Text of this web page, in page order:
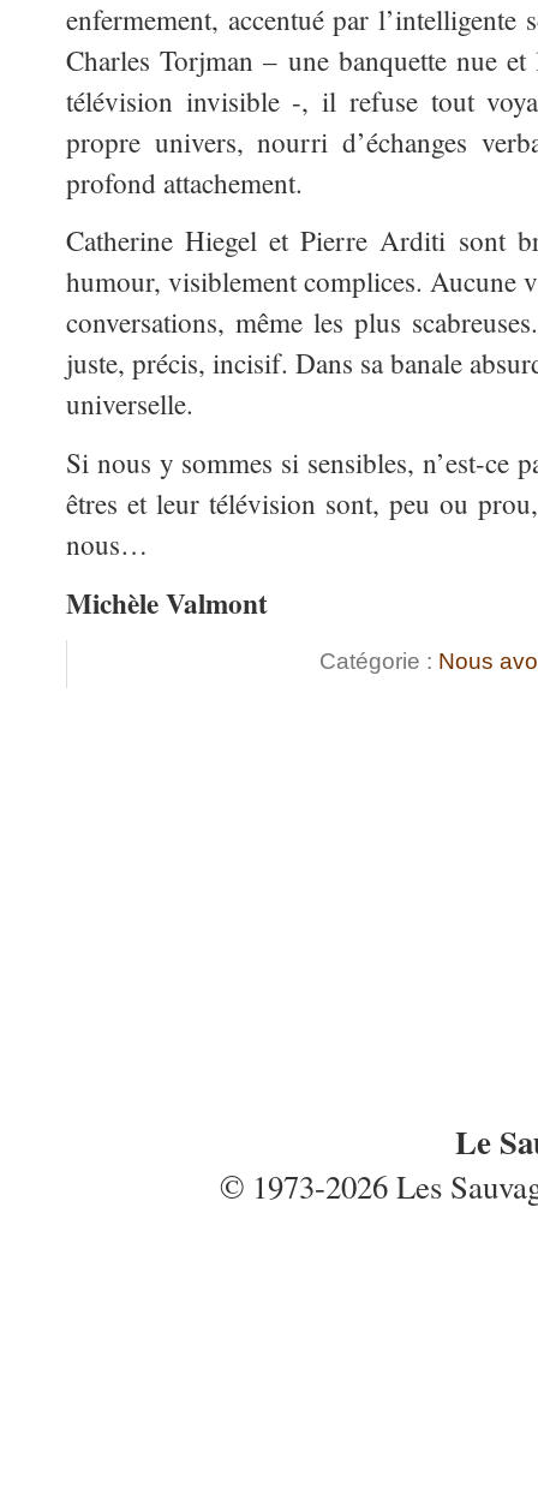
enfermement, accentué par l’intelligente
Charles Torjman – une banquette nue
télévision invisible -, il refuse tout
propre univers, nourri d’échanges
profond attachement.
Catherine Hiegel et Pierre Arditi sont
humour, visiblement complices. Aucune
conversations, même les plus
juste, précis, incisif. Dans sa banale
universelle.
Si nous y sommes si sensibles, n’est-ce
êtres et leur télévision sont, peu ou
nous…
Michèle Valmont
Catégorie : Nous
Le
© 1973-2026 Les